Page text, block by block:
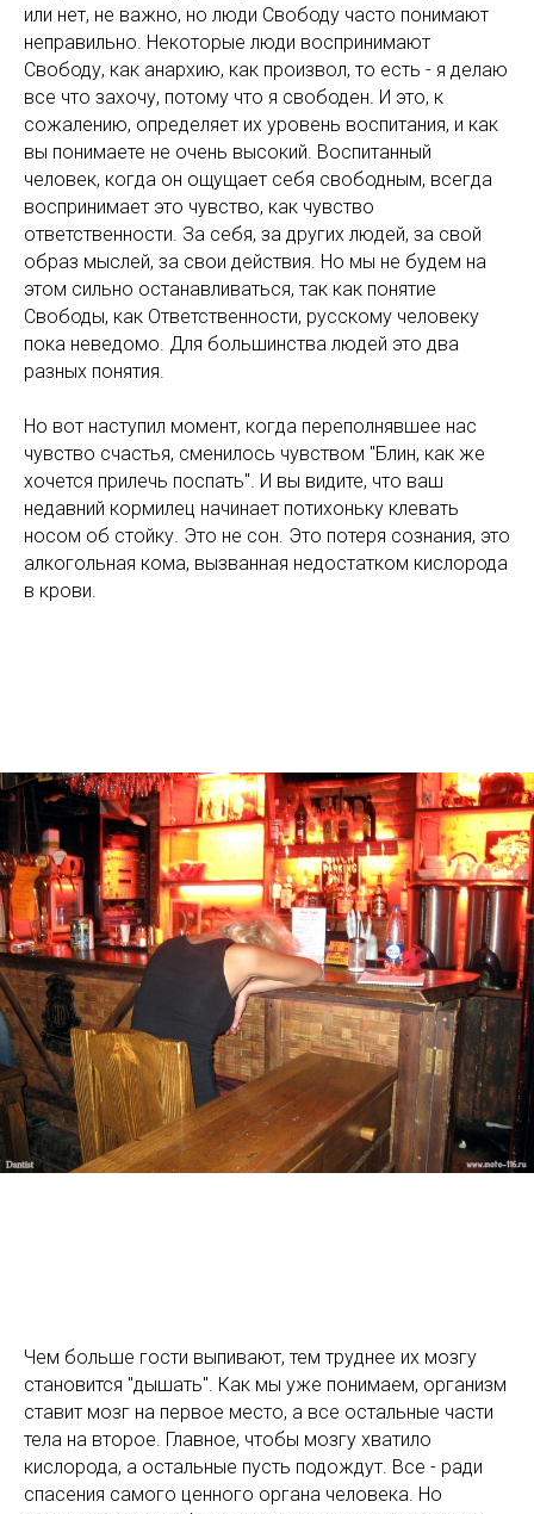
или нет, не важно, но люди Свободу часто понимают
неправильно. Некоторые люди воспринимают
Свободу, как анархию, как произвол, то есть - я делаю
все что захочу, потому что я свободен. И это, к
сожалению, определяет их уровень воспитания, и как
вы понимаете не очень высокий. Воспитанный
человек, когда он ощущает себя свободным, всегда
воспринимает это чувство, как чувство
ответственности. За себя, за других людей, за свой
образ мыслей, за свои действия. Но мы не будем на
этом сильно останавливаться, так как понятие
Свободы, как Ответственности, русскому человеку
пока неведомо. Для большинства людей это два
разных понятия.
Но вот наступил момент, когда переполнявшее нас
чувство счастья, сменилось чувством "Блин, как же
хочется прилечь поспать". И вы видите, что ваш
недавний кормилец начинает потихоньку клевать
носом об стойку. Это не сон. Это потеря сознания, это
алкогольная кома, вызванная недостатком кислорода
в крови.
Чем больше гости выпивают, тем труднее их мозгу
становится "дышать". Как мы уже понимаем, организм
ставит мозг на первое место, а все остальные части
тела на второе. Главное, чтобы мозгу хватило
кислорода, а остальные пусть подождут. Все - ради
спасения самого ценного органа человека. Но